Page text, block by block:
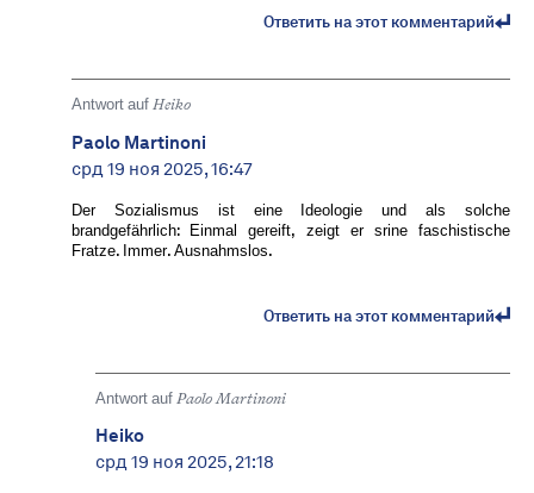
Ответить на этот комментарий
Antwort auf Heiko
Paolo Martinoni
срд 19 ноя 2025, 16:47
Der Sozialismus ist eine Ideologie und als solche
brandgefährlich: Einmal gereift, zeigt er srine faschistische
Fratze. Immer. Ausnahmslos.
Ответить на этот комментарий
Antwort auf Paolo Martinoni
Heiko
срд 19 ноя 2025, 21:18